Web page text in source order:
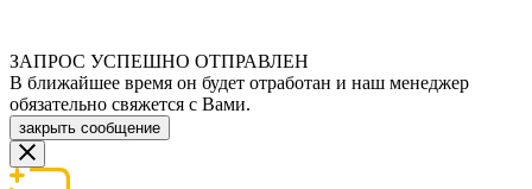
ЗАПРОС УСПЕШНО ОТПРАВЛЕН
В ближайшее время он будет отработан и наш менеджер
обязательно свяжется с Вами.
закрыть сообщение